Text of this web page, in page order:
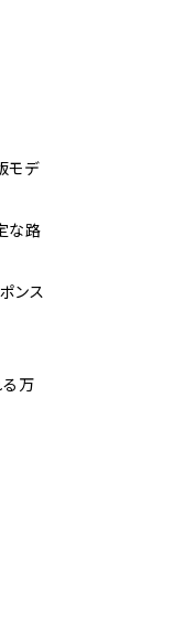
モデ
な路
ンス
る万